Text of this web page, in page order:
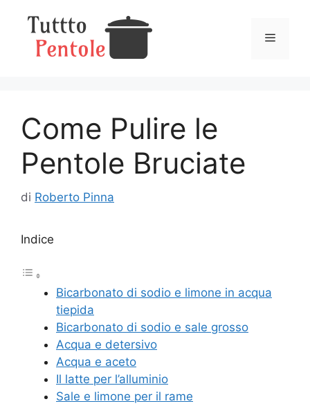
contenuto
Menu
Come Pulire le
Pentole Bruciate
di Roberto Pinna
Indice
Bicarbonato di sodio e limone in acqua
tiepida
Bicarbonato di sodio e sale grosso
Acqua e detersivo
Acqua e aceto
Il latte per l’alluminio
Sale e limone per il rame